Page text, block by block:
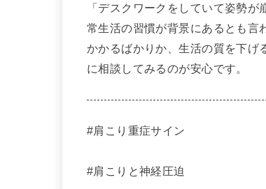
「デスクワークをしていて姿勢
常生活の習慣が背景にあるとも言
かかるばかりか、生活の質を下げ
に相談してみるのが安心です。
#肩こり重症サイン
#肩こりと神経圧迫